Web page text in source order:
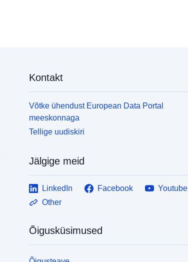
Kontakt
Võtke ühendust European Data Portal
meeskonnaga
Tellige uudiskiri
Jälgige meid
LinkedIn Facebook
Youtube
Other
Õigusküsimused